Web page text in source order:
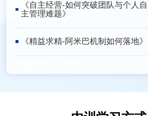
《自主经营-如何突破团队与个人自
主管理难题》
《精益求精-阿米巴机制如何落地》